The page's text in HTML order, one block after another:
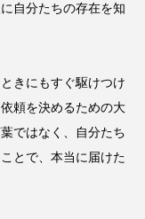
自分たちの存在を知
きにもすぐ駆けつけ
頼を決めるための大
ではなく、自分たち
とで、本当に届けた